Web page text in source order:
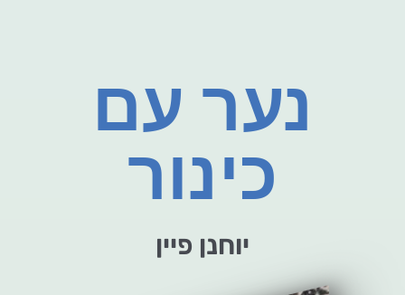
נער עם
כינור
יוחנן פיין